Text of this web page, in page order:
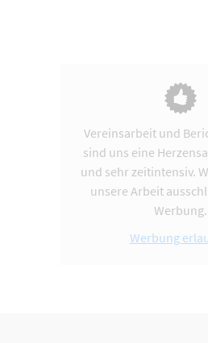
Vereinsarbeit und
sind uns eine
und sehr zeitintensiv.
unsere Arbeit
Werbung.
Werbung